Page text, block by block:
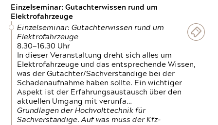
Einzelseminar: Gutachterwissen rund um
Elektrofahrzeuge
Einzelseminar: Gutachterwissen rund um
Elektrofahrzeuge
8.30—16.30 Uhr
In dieser Veranstaltung dreht sich alles um
Elektrofahrzeuge und das entsprechende Wissen,
was der Gutachter/Sachverständige bei der
Schadenaufnahme haben sollte. Ein wichtiger
Aspekt ist der Erfahrungsaustausch über den
aktuellen Umgang mit verunfa…
Grundlagen der Hochvolttechnik für
Sachverständige. Auf was muss der Kfz-